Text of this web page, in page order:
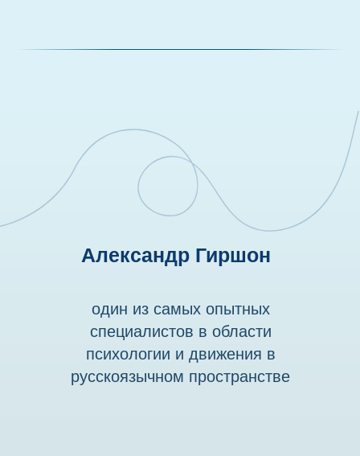
один из самых опытных
специалистов в области
психологии и движения в
русскоязычном пространстве
Александр Гиршон